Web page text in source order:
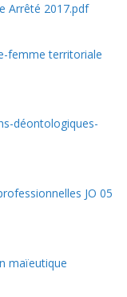
Arrêté 2017.pdf
femme territoriale
déontologiques-
JO 05
maïeutique